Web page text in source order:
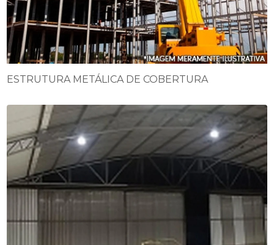
ESTRUTURA METÁLICA DE COBERTURA